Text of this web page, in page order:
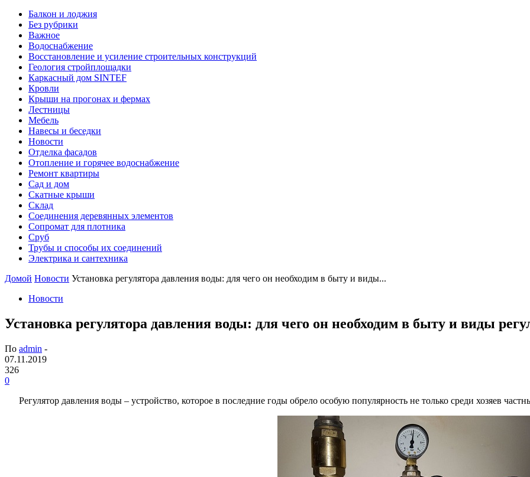
Балкон и лоджия
Без рубрики
Важное
Водоснабжение
Восстановление и усиление строительных конструкций
Геология стройплощадки
Каркасный дом SINTEF
Кровли
Крыши на прогонах и фермах
Лестницы
Мебель
Навесы и беседки
Новости
Отделка фасадов
Отопление и горячее водоснабжение
Ремонт квартиры
Сад и дом
Скатные крыши
Склад
Соединения деревянных элементов
Сопромат для плотника
Сруб
Трубы и способы их соединений
Электрика и сантехника
Домой Новости Установка регулятора давления воды: для чего он необходим в быту и виды...
Новости
Установка регулятора давления воды: для чего он необходим в быту и виды
По admin -
07.11.2019
326
0
Регулятор давления воды – устройство, которое в последние годы обрело особую популярность не только среди хозяев